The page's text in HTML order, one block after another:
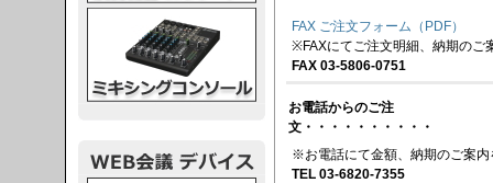
FAX ご注文フォーム（PDF）
※FAXにてご注文明細、納期のご
FAX 03-5806-0751
お電話からのご注
文・・・・・・・・・・
※お電話にて金額、納期のご案内
TEL 03-6820-7355